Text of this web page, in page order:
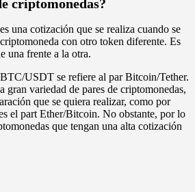
criptomonedas?
una cotización que se realiza cuando se
con otro token diferente. Es
una frente a la otra.
USDT se refiere al par Bitcoin/Tether.
gran variedad de pares de criptomonedas,
que se quiera realizar, como por
el part Ether/Bitcoin. No obstante, por lo
que tengan una alta cotización